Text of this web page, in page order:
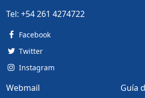
Tel: +54 261 4274722
Facebook
Twitter
Instagram
Webmail
Guía